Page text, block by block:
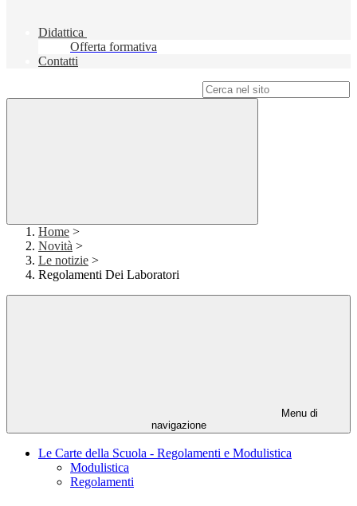
Didattica
Offerta formativa
Contatti
Home >
Novità >
Le notizie >
Regolamenti Dei Laboratori
Menu di
navigazione
Le Carte della Scuola - Regolamenti e Modulistica
Modulistica
Regolamenti